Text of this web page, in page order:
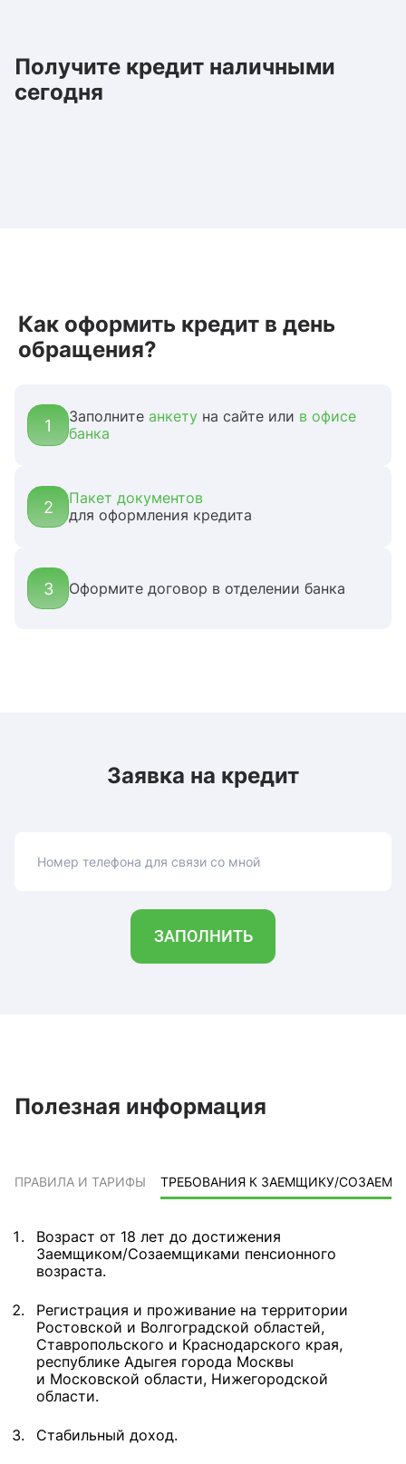
Получите кредит наличными
сегодня
Как оформить кредит в день
обращения?
1 Заполните анкету на сайте или в офисе
банка
2
Пакет документов
для оформления кредита
3 Оформите договор в отделении банка
Заявка на кредит
Номер телефона для связи со мной
ЗАПОЛНИТЬ
Полезная информация
ПРАВИЛА И ТАРИФЫ ТРЕБОВАНИЯ К ЗАЕМЩИКУ/
Возраст от 18 лет до достижения
Заемщиком/Созаемщиками пенсионного
возраста.
Регистрация и проживание на территории
Ростовской и Волгоградской областей,
Ставропольского и Краснодарского края,
республике Адыгея города Москвы
и Московской области, Нижегородской
области.
Стабильный доход.